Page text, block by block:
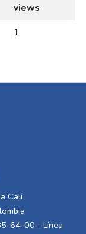
views
1
Cali
64-00 - Línea